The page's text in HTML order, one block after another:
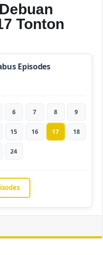
Tonton
Episodes
6 7 8 9
15 16 17 18
24